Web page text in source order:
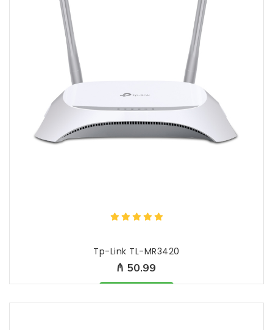
Tp-Link TL-MR3420
₼ 50.99
Məhsul mövcüddur